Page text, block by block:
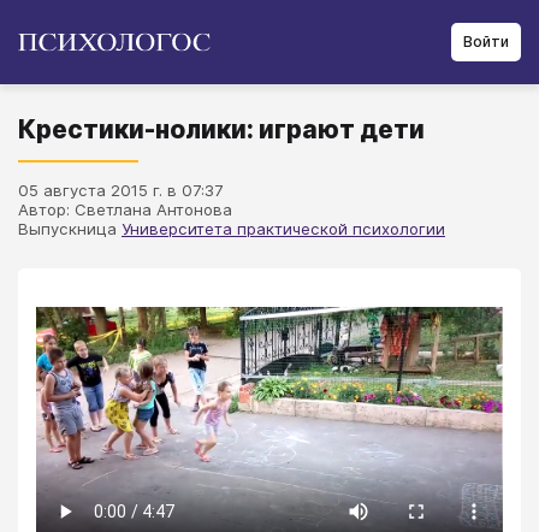
Войти
Крестики-нолики: играют дети
05 августа 2015 г. в 07:37
Автор: Светлана Антонова
Выпускница Университета практической психологии